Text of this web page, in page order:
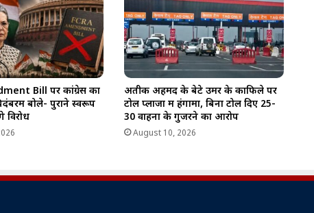
Bill पर कांग्रेस का
बोले- पुराने स्वरूप
अतीक अहमद के बेटे उमर के काफिले पर
टोल प्लाजा में हंगामा, बिना टोल दिए 25-
30 वाहनों के गुजरने का आरोप
August 10, 2026